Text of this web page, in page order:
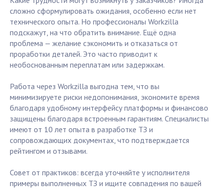
сложно сформулировать ожидания, особенно если нет
технического опыта. Но профессионалы Workzilla
подскажут, на что обратить внимание. Ещё одна
проблема — желание сэкономить и отказаться от
проработки деталей. Это часто приводит к
необоснованным переплатам или задержкам.
Работа через Workzilla выгодна тем, что вы
минимизируете риски недопонимания, экономите время
благодаря удобному интерфейсу платформы и финансово
защищены благодаря встроенным гарантиям. Специалисты
имеют от 10 лет опыта в разработке ТЗ и
сопровождающих документах, что подтверждается
рейтингом и отзывами.
Совет от практиков: всегда уточняйте у исполнителя
примеры выполненных ТЗ и ищите совпадения по вашей